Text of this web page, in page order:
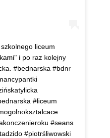
liceum
i po raz kolejny
#bednarska #bdnr
#liceum
#seans
#piotrśliwowski